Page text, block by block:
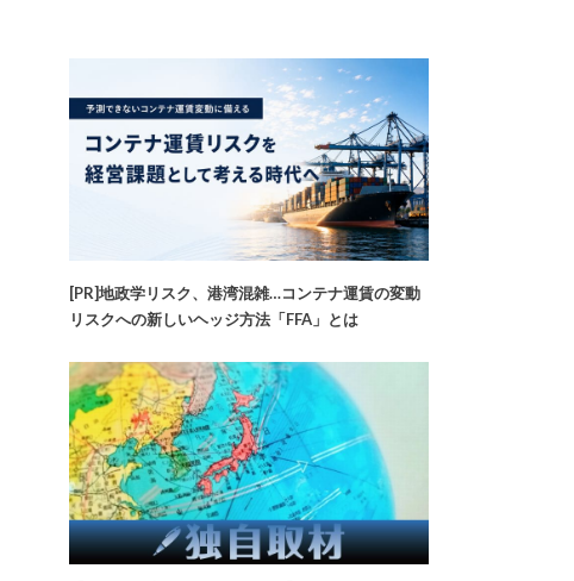
[PR]地政学リスク、港湾混雑…コンテナ運賃の変動
リスクへの新しいヘッジ方法「FFA」とは